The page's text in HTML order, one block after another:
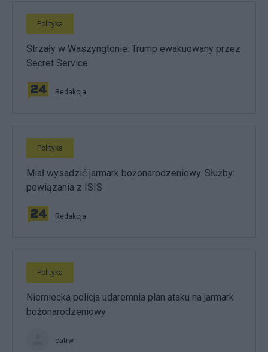
Polityka
Strzały w Waszyngtonie. Trump ewakuowany przez
Secret Service
Redakcja
Polityka
Miał wysadzić jarmark bożonarodzeniowy. Służby:
powiązania z ISIS
Redakcja
Polityka
Niemiecka policja udaremnia plan ataku na jarmark
bożonarodzeniowy
catrw